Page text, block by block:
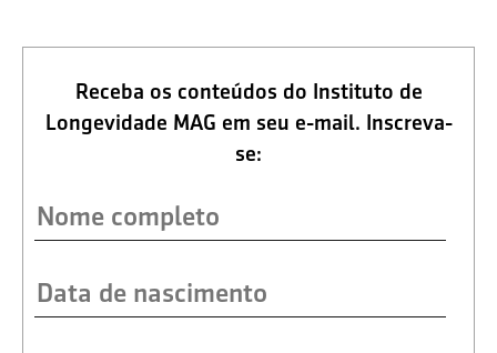
Receba os conteúdos do Instituto de
Longevidade MAG em seu e-mail. Inscreva-
se: